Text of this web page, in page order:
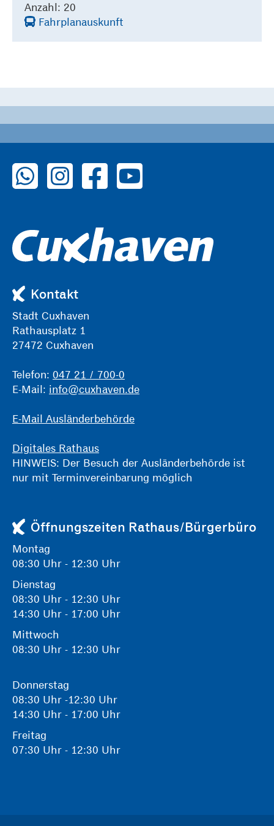
Anzahl: 20
Fahrplanauskunft
zu WhatsAppzu Instagramzu Facebook
zu YouTube
Kontakt
Stadt Cuxhaven
Rathausplatz 1
27472 Cuxhaven
Telefon: 047 21 / 700-0
E-Mail: info@cuxhaven.de
E-Mail Ausländerbehörde
Digitales Rathaus
HINWEIS: Der Besuch der Ausländerbehörde ist
nur mit Terminvereinbarung möglich
Öffnungszeiten Rathaus/Bürgerbüro
Montag
08:30 Uhr - 12:30 Uhr
Dienstag
08:30 Uhr - 12:30 Uhr
14:30 Uhr - 17:00 Uhr
Mittwoch
08:30 Uhr - 12:30 Uhr
Donnerstag
08:30 Uhr -12:30 Uhr
14:30 Uhr - 17:00 Uhr
Freitag
07:30 Uhr - 12:30 Uhr